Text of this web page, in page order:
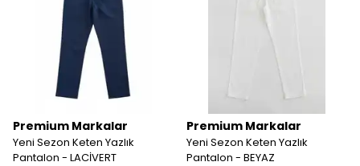
Premium Markalar
Yeni Sezon Keten Yazlık
Pantalon - LACİVERT
Premium Markalar
Yeni Sezon Keten Yazlık
Pantalon - BEYAZ